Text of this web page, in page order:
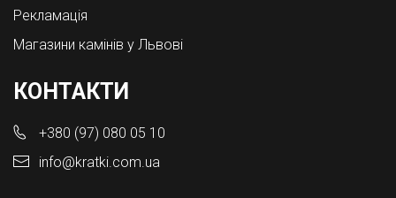
Рекламація
Магазини камінів у Львові
КОНТАКТИ
+380 (97) 080 05 10
info@kratki.com.ua